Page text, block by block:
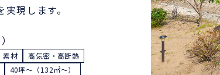
現します。
素材
高気密・高断熱
40坪〜（132㎡〜）